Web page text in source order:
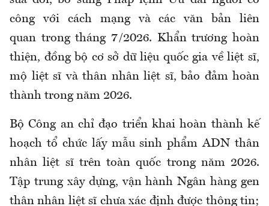
công với cách mạng và các văn bản liên
quan trong tháng 7/2026. Khẩn trương hoàn
thiện, đồng bộ cơ sở dữ liệu quốc gia về liệt sĩ,
mộ liệt sĩ và thân nhân liệt sĩ, bảo đảm hoàn
thành trong năm 2026.
Bộ Công an chỉ đạo triển khai hoàn thành kế
hoạch tổ chức lấy mẫu sinh phẩm ADN thân
nhân liệt sĩ trên toàn quốc trong năm 2026.
Tập trung xây dựng, vận hành Ngân hàng gen
thân nhân liệt sĩ chưa xác định được thông tin;